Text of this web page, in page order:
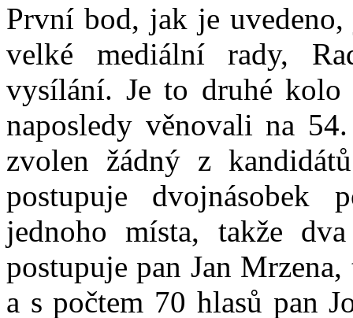
První bod, jak je
velké mediální rady,
vysílání. Je to druhé
naposledy věnovali na
zvolen žádný z
postupuje dvojnásobek
jednoho místa, takže
postupuje pan Jan
a s počtem 70 hlasů pan